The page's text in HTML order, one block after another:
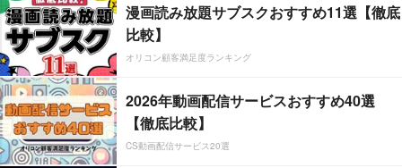
漫画読み放題サブスクおすすめ11選【徹底
比較】
オリコン顧客満足度ランキング
2026年動画配信サービスおすすめ40選
【徹底比較】
CS動画配信サービス20選